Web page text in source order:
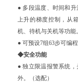
● 多段温度、时间和
上升的梯度控制，从
机、待机与关机等功能。
● 可预设7组63步可编
◆安全功能
● 独立限温报警系统
外。（选配）